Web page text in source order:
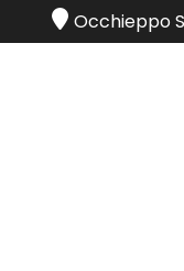
Occhieppo